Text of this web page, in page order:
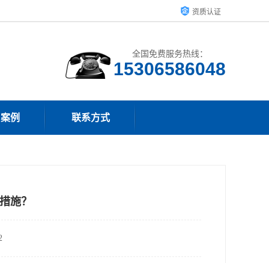
资质认证
全国免费服务热线：
15306586048
例 联系方式
施？